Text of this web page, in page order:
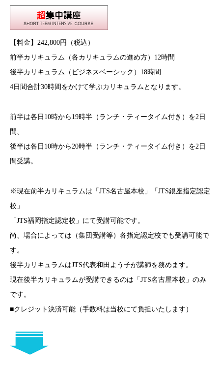
【料金】242,800円（税込）
前半カリキュラム（各カリキュラムの進め方）12時間
後半カリキュラム（ビジネスベーシック）18時間
4日間合計30時間をかけて学ぶカリキュラムとなります。
前半は各日10時から19時半（ランチ・ティータイム付き）を2日
間、
後半は各日10時から20時半（ランチ・ティータイム付き）を2日
間受講。
※現在前半カリキュラムは「JTS名古屋本校」「JTS銀座指定認定
校」
「JTS福岡指定認定校」にて受講可能です。
尚、場合によっては（集団受講等）各指定認定校でも受講可能で
す。
後半カリキュラムはJTS代表和田よう子が講師を務めます。
現在後半カリキュラムが受講できるのは「JTS名古屋本校」のみ
です。
■クレジット決済可能（手数料は当校にて負担いたします）